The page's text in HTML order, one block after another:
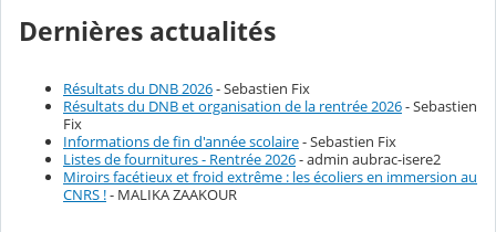
Dernières actualités
Résultats du DNB 2026- Sebastien Fix
Résultats du DNB et organisation de la rentrée 2026- Sebastien
Fix
Informations de fin d'année scolaire- Sebastien Fix
Listes de fournitures - Rentrée 2026- admin aubrac-isere2
Miroirs facétieux et froid extrême : les écoliers en immersion au
CNRS !- MALIKA ZAAKOUR